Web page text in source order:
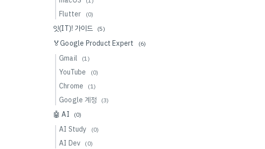
Flutter (0)
잇(IT)! 가이드 (5)
🏅Google Product Expert (6)
Gmail (1)
YouTube (0)
Chrome (1)
Google 계정 (3)
🤖 AI (0)
AI Study (0)
AI Dev (0)